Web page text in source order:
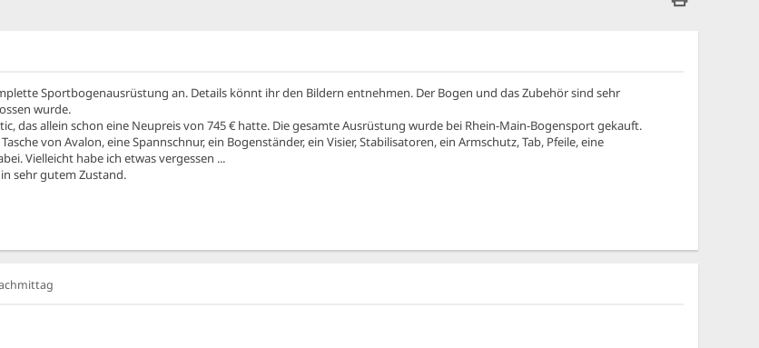
Sportbogenausrüstung an. Details könnt ihr den Bildern entnehmen. Der Bogen und das Zubehör sind sehr
wurde.
das allein schon eine Neupreis von 745 € hatte. Die gesamte Ausrüstung wurde bei Rhein-Main-Bogensport gekauft.
von Avalon, eine Spannschnur, ein Bogenständer, ein Visier, Stabilisatoren, ein Armschutz, Tab, Pfeile, eine
Vielleicht habe ich etwas vergessen ...
sehr gutem Zustand.